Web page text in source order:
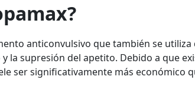
anticonvulsivo que también se
la supresión del apetito. Debido a que
ser significativamente más económico